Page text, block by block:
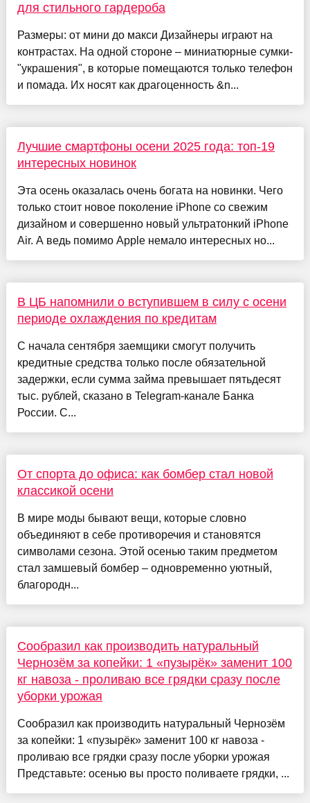
для стильного гардероба
Размеры: от мини до макси Дизайнеры играют на
контрастах. На одной стороне – миниатюрные сумки-
"украшения", в которые помещаются только телефон
и помада. Их носят как драгоценность &n...
Лучшие смартфоны осени 2025 года: топ-19
интересных новинок
Эта осень оказалась очень богата на новинки. Чего
только стоит новое поколение iPhone со свежим
дизайном и совершенно новый ультратонкий iPhone
Air. А ведь помимо Apple немало интересных но...
В ЦБ напомнили о вступившем в силу с осени
периоде охлаждения по кредитам
С начала сентября заемщики смогут получить
кредитные средства только после обязательной
задержки, если сумма займа превышает пятьдесят
тыс. рублей, сказано в Telegram-канале Банка
России. С...
От спорта до офиса: как бомбер стал новой
классикой осени
В мире моды бывают вещи, которые словно
объединяют в себе противоречия и становятся
символами сезона. Этой осенью таким предметом
стал замшевый бомбер – одновременно уютный,
благородн...
Сообразил как производить натуральный
Чернозём за копейки: 1 «пузырёк» заменит 100
кг навоза - проливаю все грядки сразу после
уборки урожая
Сообразил как производить натуральный Чернозём
за копейки: 1 «пузырёк» заменит 100 кг навоза -
проливаю все грядки сразу после уборки урожая
Представьте: осенью вы просто поливаете грядки, ...